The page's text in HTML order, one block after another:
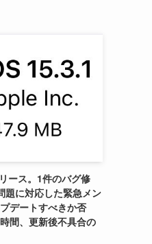
ース。1件のバグ修
題に対応した緊急メン
デートすべきか否
間、更新後不具合の